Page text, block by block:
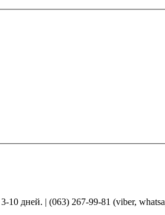
10 дней. | (063) 267-99-81 (viber,